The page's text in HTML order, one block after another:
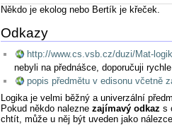
Někdo je ekolog nebo Bertík je křeček.
Odkazy
http://www.cs.vsb.cz/duzi/Mat-
nebyli na přednášce, doporučuji
popis předmětu v edisonu včetně
Logika je velmi běžný a univerzální
Pokud někdo nalezne zajímavý odkaz s
chtít, může u něj být uveden jako